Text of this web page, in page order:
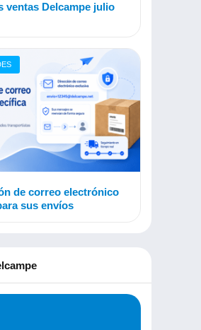
ventas Delcampe julio
de correo electrónico
sus envíos